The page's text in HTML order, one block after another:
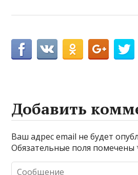
Добавить
Ваш адрес email не будет
Обязательные поля помечены